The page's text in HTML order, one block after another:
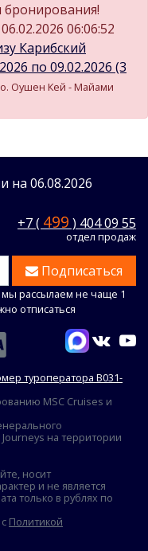
06:06:52
Карибский
по 09.02.2026 (3
Оушен Кей - Майами
на 06.08.2026
+7 ( 499 ) 404 09 55
отдел продаж
Подписаться
рассылаем не чаще 1
отписаться
туроператора В031-
MSC Cruises и
на территории
носит
и не является
только в рублях по
Политикой